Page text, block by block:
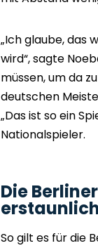
„Ich glaube, das
wird“, sagte
müssen, um da
deutschen
„Das ist so ein
Nationalspieler.
Die
So gilt es für die